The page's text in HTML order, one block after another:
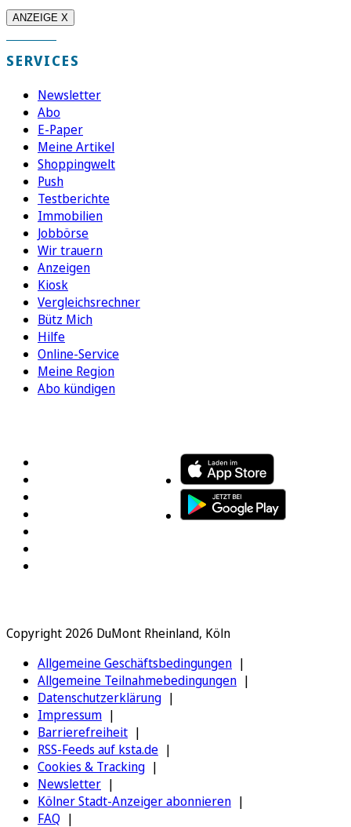
ANZEIGE X
SERVICES
Newsletter
Abo
E-Paper
Meine Artikel
Shoppingwelt
Push
Testberichte
Immobilien
Jobbörse
Wir trauern
Anzeigen
Kiosk
Vergleichsrechner
Bütz Mich
Hilfe
Online-Service
Meine Region
Abo kündigen
Copyright 2026 DuMont Rheinland, Köln
Allgemeine Geschäftsbedingungen
Allgemeine Teilnahmebedingungen
Datenschutzerklärung
Impressum
Barrierefreiheit
RSS-Feeds auf ksta.de
Cookies & Tracking
Newsletter
Kölner Stadt-Anzeiger abonnieren
FAQ